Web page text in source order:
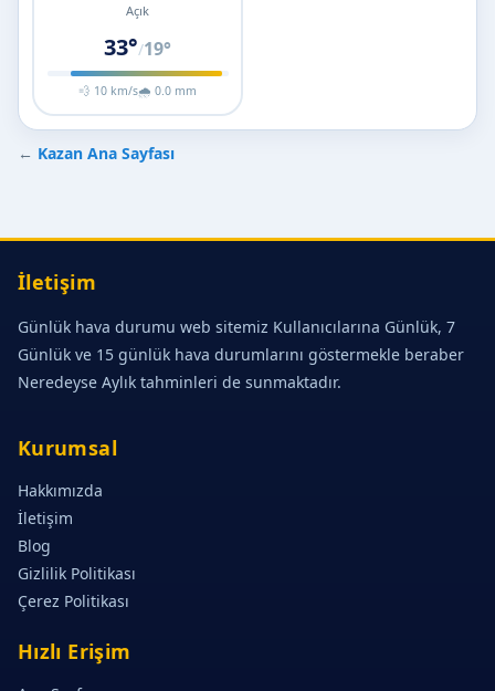
Açık
33°/19°
💨 10 km/s🌧 0.0 mm
← Kazan Ana Sayfası
İletişim
Günlük hava durumu web sitemiz Kullanıcılarına Günlük, 7
Günlük ve 15 günlük hava durumlarını göstermekle beraber
Neredeyse Aylık tahminleri de sunmaktadır.
Kurumsal
Hakkımızda
İletişim
Blog
Gizlilik Politikası
Çerez Politikası
Hızlı Erişim